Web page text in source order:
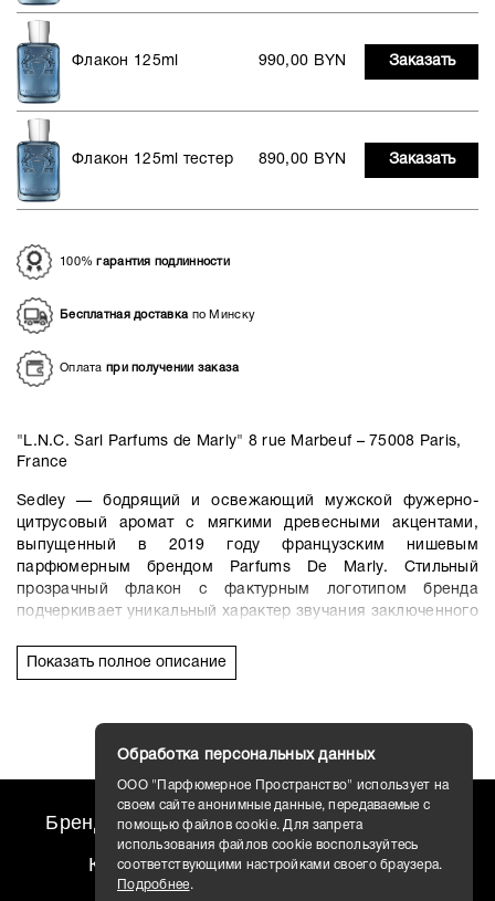
Флакон 125ml 990,00 BYN Заказать
Флакон 125ml тестер 890,00 BYN Заказать
100%гарантия подлинности
Бесплатная доставкапо Минску
Оплата при получении заказа
"L.N.C. Sarl Parfums de Marly" 8 rue Marbeuf – 75008 Paris,
France
Sedley — бодрящий и освежающий мужской фужерно-
цитрусовый аромат с мягкими древесными акцентами,
выпущенный в 2019 году французским нишевым
парфюмерным брендом Parfums De Marly. Стильный
прозрачный флакон с фактурным логотипом бренда
подчеркивает уникальный характер звучания заключенного
характером, играющий цитрусовыми с ароматическими
нотами на древесной основе.
ледяным дыханием мяты. В сердце композиции аромат
душистой лаванды сочетается с пряно-перечными
оттенками герани и душистым розмарином. Глубокие
дымно-ароматические акценты ладана придают
центральному аккорду особую глубину звучания. Тогда как
финальный аккорд дарит теплую пряность листьев пачули,
хвойно-дымные оттенки кедра, бархатисто-сливочный
Показать полное описание
Бренды travel AROMO
Контакты
Доставка
Обработка персональных данных
ООО "Парфюмерное Пространство" использует на
своем сайте анонимные данные, передаваемые с
помощью файлов cookie. Для запрета
использования файлов cookie воспользуйтесь
соответствующими настройками своего браузера.
Подробнее.